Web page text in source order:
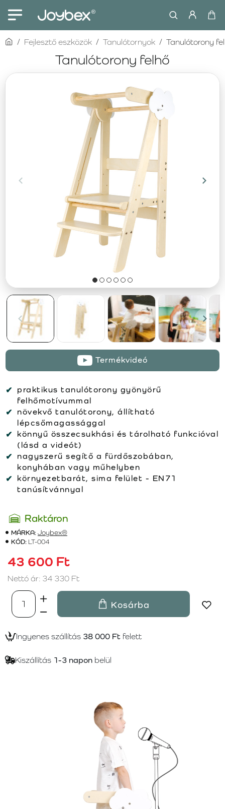
Tanulótorony felhő
homeFejlesztő eszközök Tanulótornyok Tanulótorony
Termékvideó
praktikus tanulótorony gyönyörű
felhőmotívummal
növekvő tanulótorony, állítható
lépcsőmagassággal
könnyű összecsukhási és tárolható funkcióval
(lásd a videót)
nagyszerű segítő a fürdőszobában,
konyhában vagy műhelyben
környezetbarát, sima felület - EN71
tanúsítvánnyal
Raktáron
MÁRKA:Joybex®
KÓD: LT-004
43 600 Ft
Nettó ár: 34 330 Ft
Kosárba
Ingyenes szállítás 38 000 Ft felett
Kiszállítás 1-3 napon belül